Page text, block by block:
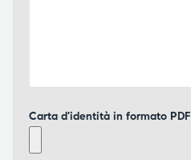
Carta d'identità in formato PDF